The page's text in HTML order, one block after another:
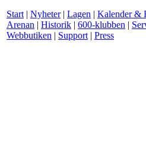
Start | Nyheter| Lagen | Kalender &
Arenan | Historik | 600-klubben |
Webbutiken | Support | Press